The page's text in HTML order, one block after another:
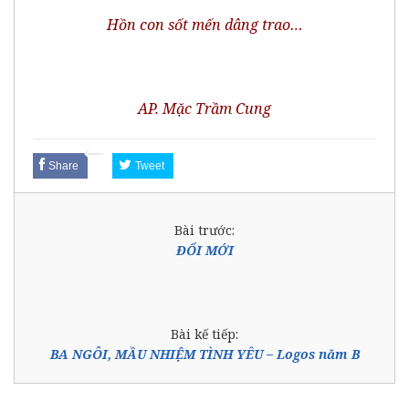
Hồn con sốt mến dâng trao…
AP. Mặc Trầm Cung
Share Tweet
Bài trước:
ĐỔI MỚI
Bài kế tiếp:
BA NGÔI, MẦU NHIỆM TÌNH YÊU – Logos năm B